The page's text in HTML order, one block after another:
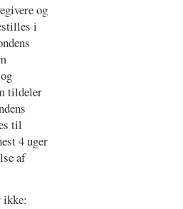
og
i
tildeler
til
4 uger
af
ikke: